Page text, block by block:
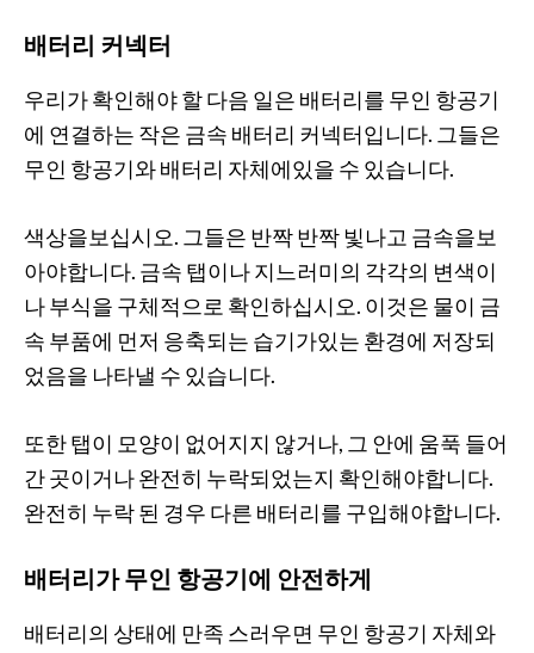
배터리 커넥터
우리가 확인해야 할 다음 일은 배터리를 무인 항공기
에 연결하는 작은 금속 배터리 커넥터입니다. 그들은
무인 항공기와 배터리 자체에있을 수 있습니다.
색상을보십시오. 그들은 반짝 반짝 빛나고 금속을보
아야합니다. 금속 탭이나 지느러미의 각각의 변색이
나 부식을 구체적으로 확인하십시오. 이것은 물이 금
속 부품에 먼저 응축되는 습기가있는 환경에 저장되
었음을 나타낼 수 있습니다.
또한 탭이 모양이 없어지지 않거나, 그 안에 움푹 들어
간 곳이거나 완전히 누락되었는지 확인해야합니다.
완전히 누락 된 경우 다른 배터리를 구입해야합니다.
배터리가 무인 항공기에 안전하게
배터리의 상태에 만족 스러우면 무인 항공기 자체와